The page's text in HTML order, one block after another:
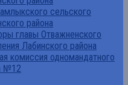
сельского
района
главы Отважненского
Лабинского района
комиссия одномандатного
№12